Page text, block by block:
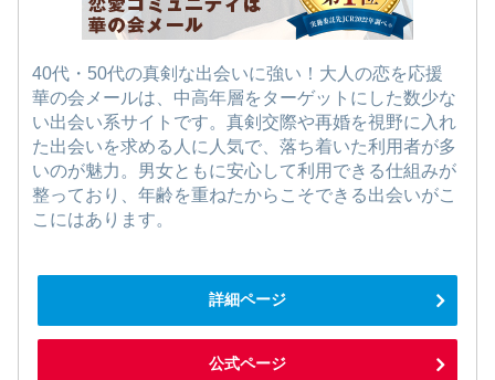
40代・50代の真剣な出会いに強い！大人の恋を応援
華の会メールは、中高年層をターゲットにした数少な
い出会い系サイトです。真剣交際や再婚を視野に入れ
た出会いを求める人に人気で、落ち着いた利用者が多
いのが魅力。男女ともに安心して利用できる仕組みが
整っており、年齢を重ねたからこそできる出会いがこ
こにはあります。
詳細ページ
公式ページ